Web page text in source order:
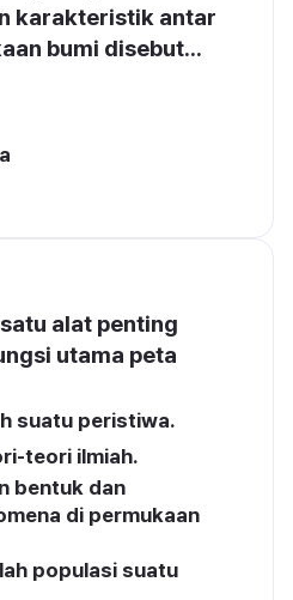
karakteristik antar
bumi disebut...
alat penting
utama peta
suatu peristiwa.
teori ilmiah.
bentuk dan
di permukaan
populasi suatu